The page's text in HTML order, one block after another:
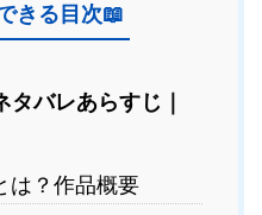
きる目次📖
バレあらすじ｜
は？作品概要